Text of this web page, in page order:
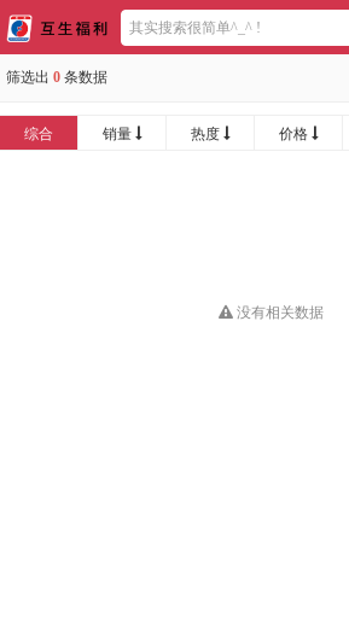
筛选出 0 条数据
综合 销量 热度 价格
没有相关数据